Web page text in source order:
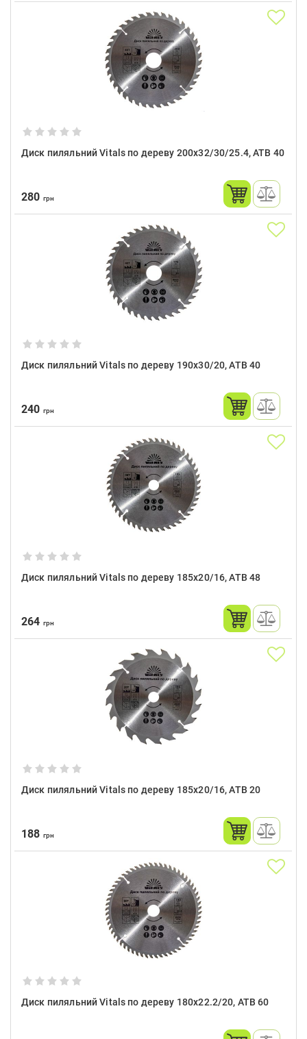
Диск пиляльний Vitals по дереву 200x32/30/25.4, ATB 40
280 грн
Диск пиляльний Vitals по дереву 190х30/20, ATB 40
240 грн
Диск пиляльний Vitals по дереву 185x20/16, ATB 48
264 грн
Диск пиляльний Vitals по дереву 185x20/16, ATB 20
188 грн
Диск пиляльний Vitals по дереву 180x22.2/20, ATB 60